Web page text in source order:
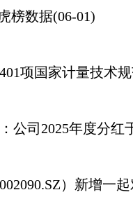
榜数据(06-01)
项国家计量技术
公司2025年度分红
）新增一